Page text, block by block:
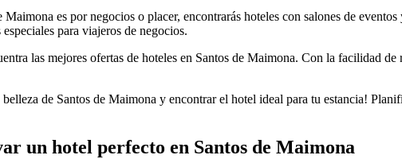
es por negocios o placer, encontrarás hoteles con salones de
para viajeros de negocios.
las mejores ofertas de hoteles en Santos de Maimona. Con la facilidad
belleza de Santos de Maimona y encontrar el hotel ideal para tu estancia!
un hotel perfecto en Santos de Maimona